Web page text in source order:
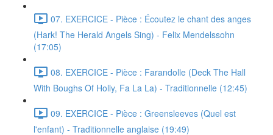
07. EXERCICE - Pièce : Écoutez le chant des anges
(Hark! The Herald Angels Sing) - Felix Mendelssohn
(17:05)
08. EXERCICE - Pièce : Farandolle (Deck The Hall
With Boughs Of Holly, Fa La La) - Traditionnelle (12:45)
09. EXERCICE - Pièce : Greensleeves (Quel est
l'enfant) - Traditionnelle anglaise (19:49)